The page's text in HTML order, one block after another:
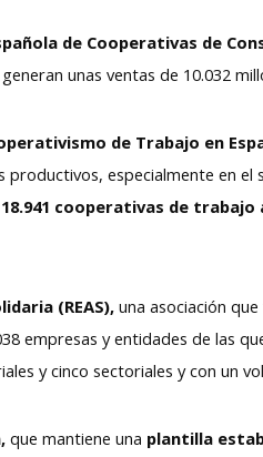
de Cooperativas de
unas ventas de 10.032
de Trabajo en
especialmente en el
18.941 cooperativas de trabajo
(REAS), una asociación
empresas y entidades de las
y cinco sectoriales y con un
que mantiene una plantilla